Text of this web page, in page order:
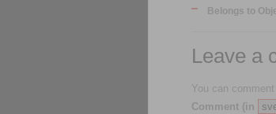
Belongs to
Leave a
You can
Comment (in